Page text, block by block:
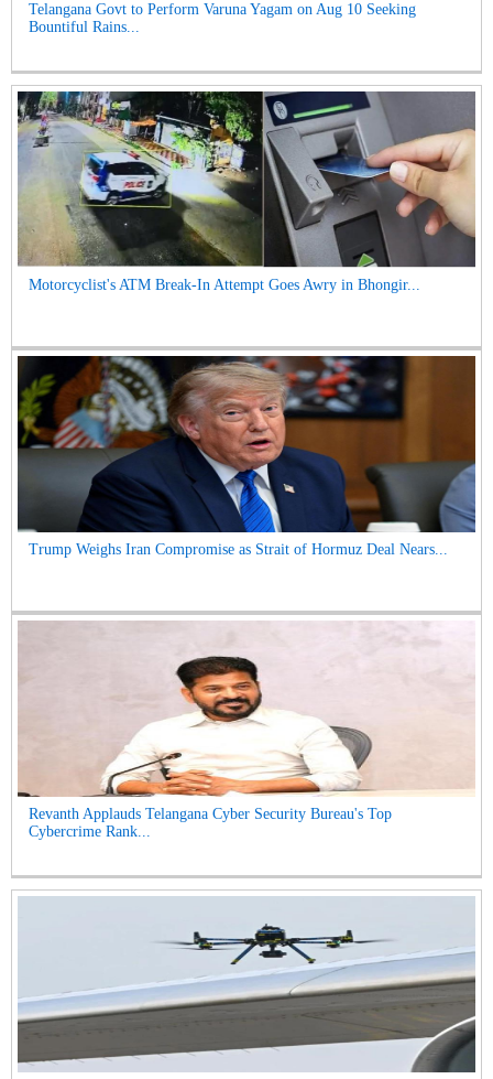
Telangana Govt to Perform Varuna Yagam on Aug 10 Seeking
Bountiful Rains...
Motorcyclist's ATM Break-In Attempt Goes Awry in Bhongir...
Trump Weighs Iran Compromise as Strait of Hormuz Deal Nears...
Revanth Applauds Telangana Cyber Security Bureau's Top
Cybercrime Rank...